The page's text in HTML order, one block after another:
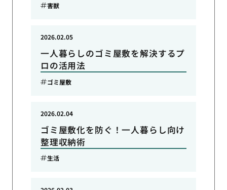
害獣
一人暮らしのゴミ屋敷を解決するプ
ロの活用法
2026.02.05
ゴミ屋敷
ゴミ屋敷化を防ぐ！一人暮らし向け
整理収納術
2026.02.04
生活